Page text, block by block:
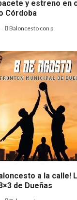
y estreno en
Córdoba
Baloncesto con p
a la calle!
de Dueñas